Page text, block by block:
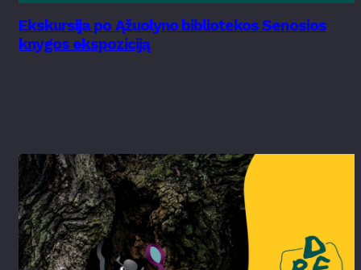
Ekskursija po Ąžuolyno bibliotekos Senosios
knygos ekspoziciją